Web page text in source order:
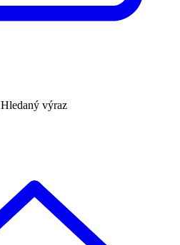
Hledaný výraz